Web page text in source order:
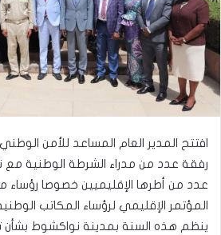
افتتح المدير العام المساعد للأمن
رفقة عدد من مدراء الشرطة الوطنية مع
عدد من أطرها الإقليميين خصوصا رؤساء
المؤتمر الإقليمي لرؤساء المكاتب
ينظم هذه السنة بمدينة نواكشوط بشأن